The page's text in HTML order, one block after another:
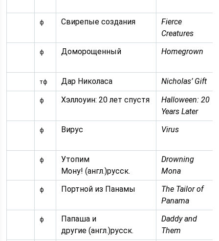
ф Свирепые создания
Fierce
Creatures
ф Доморощенный Homegrown
тф Дар Николаса Nicholas’ Gift
ф Хэллоуин: 20 лет спустя
Halloween: 20
Years Later
ф Вирус Virus
ф
Утопим
Мону! (англ.)русск.
Drowning
Mona
ф Портной из Панамы
The Tailor of
Panama
ф
Папаша и
другие (англ.)русск.
Daddy and
Them